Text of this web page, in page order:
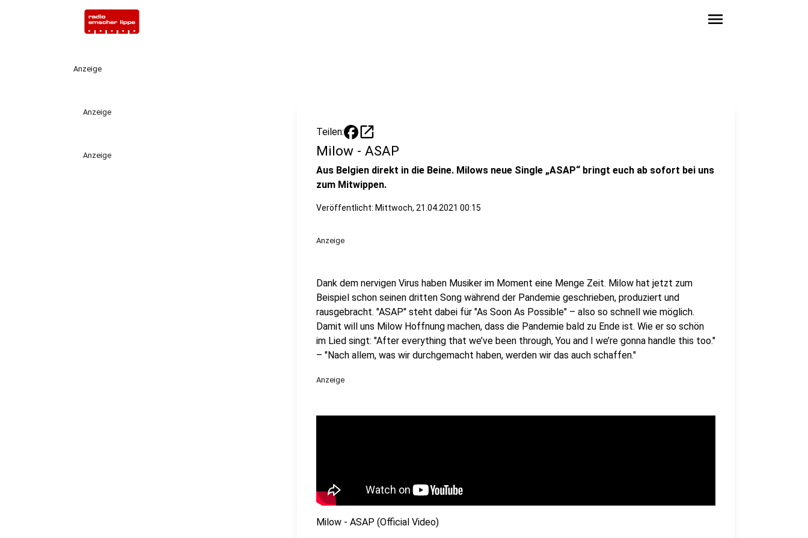
menu
Anzeige
Anzeige
Anzeige
Teilen: open_in_new
Milow - ASAP
Aus Belgien direkt in die Beine. Milows neue Single „ASAP“ bringt euch ab sofort bei uns
zum Mitwippen.
Veröffentlicht: Mittwoch, 21.04.2021 00:15
Anzeige
Dank dem nervigen Virus haben Musiker im Moment eine Menge Zeit. Milow hat jetzt zum
Beispiel schon seinen dritten Song während der Pandemie geschrieben, produziert und
rausgebracht. "ASAP" steht dabei für "As Soon As Possible" – also so schnell wie möglich.
Damit will uns Milow Hoffnung machen, dass die Pandemie bald zu Ende ist. Wie er so schön
im Lied singt: "After everything that we’ve been through, You and I we’re gonna handle this too."
– "Nach allem, was wir durchgemacht haben, werden wir das auch schaffen."
Anzeige
Milow - ASAP (Official Video)